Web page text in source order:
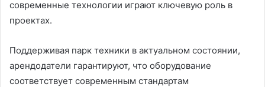
современные технологии играют ключевую роль в
проектах.
Поддерживая парк техники в актуальном состоянии,
арендодатели гарантируют, что оборудование
соответствует современным стандартам